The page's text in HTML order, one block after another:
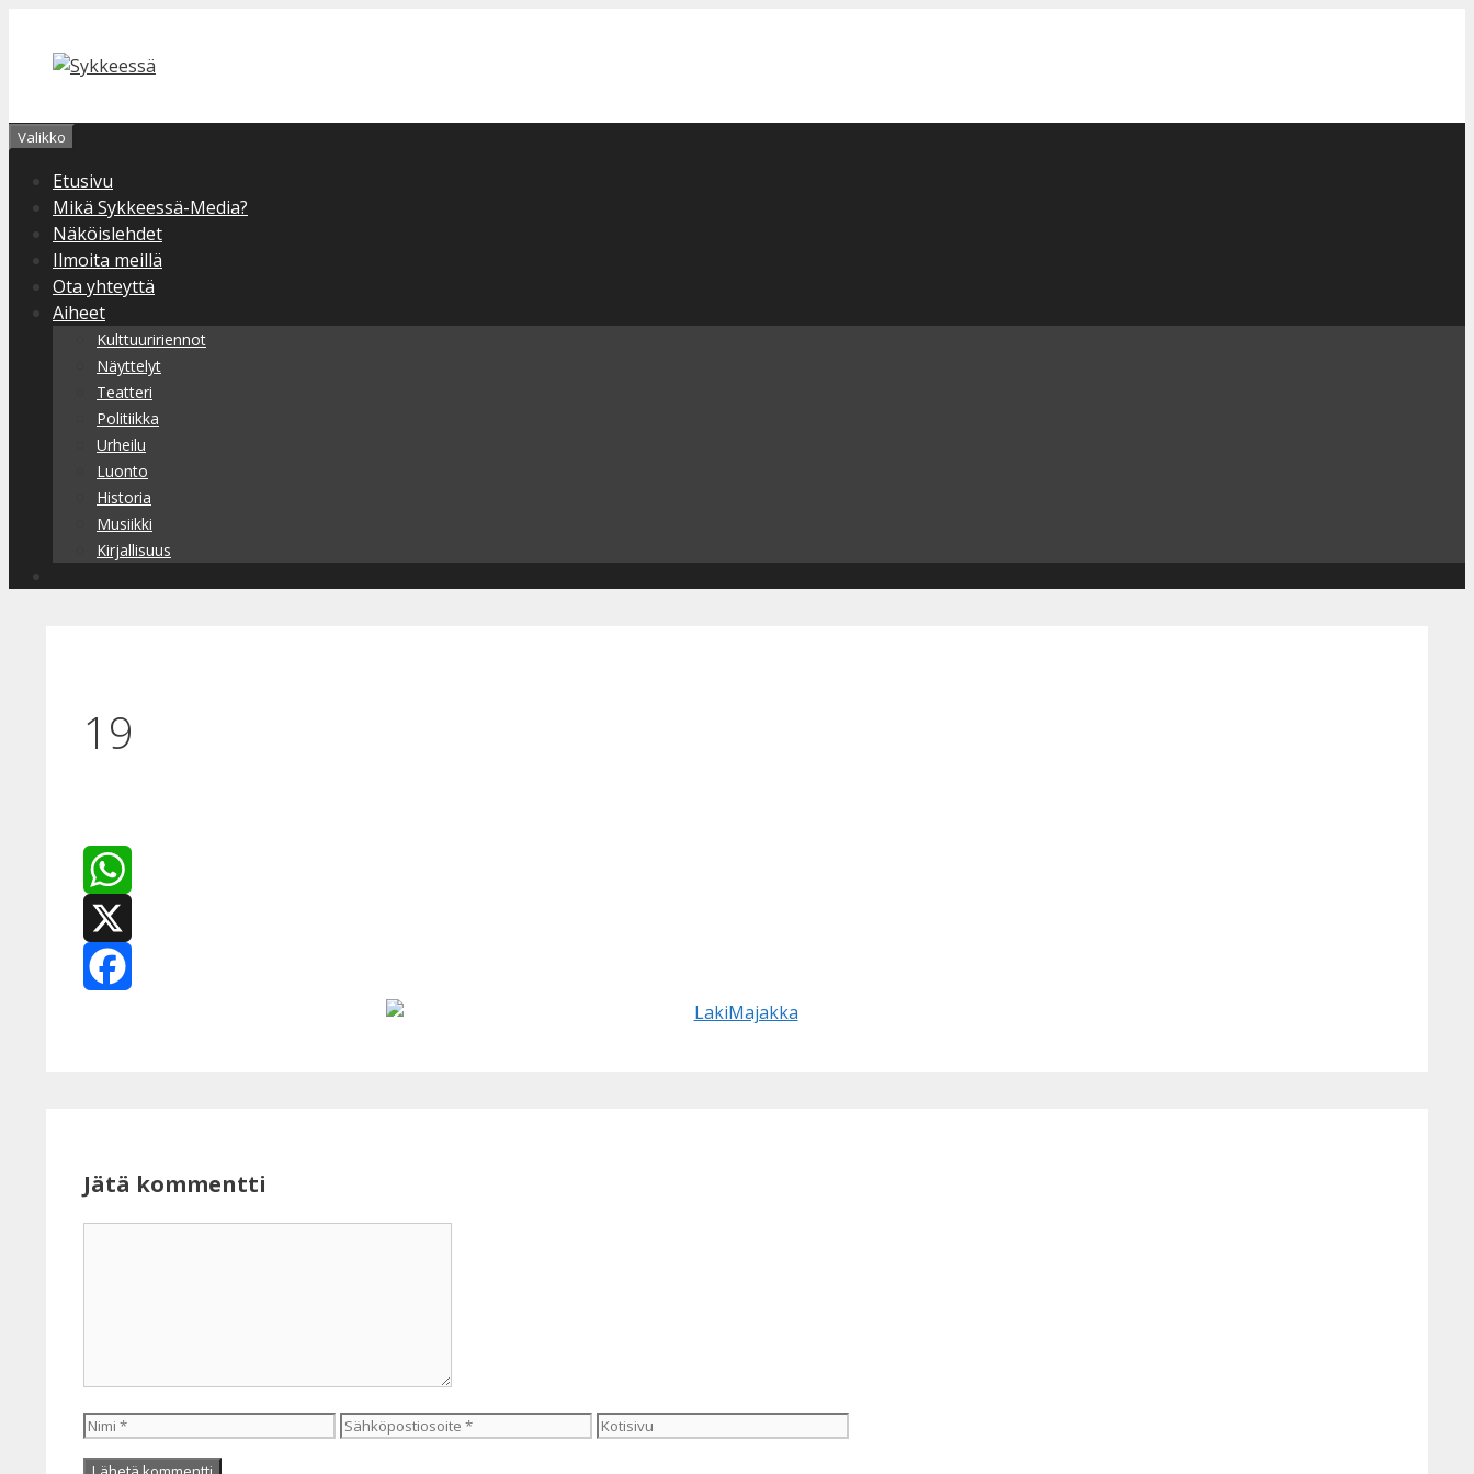
sisältöön
Valikko
Etusivu
Mikä Sykkeessä-Media?
Näköislehdet
Ilmoita meillä
Ota yhteyttä
Aiheet
Kulttuuririennot
Näyttelyt
Teatteri
Politiikka
Urheilu
Luonto
Historia
Musiikki
Kirjallisuus
19
WhatsApp
X
Jätä kommentti
Nimi Sähköpostiosoite Kotisivu